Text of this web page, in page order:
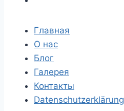
Главная
О нас
Блог
Галерея
Контакты
Datenschutzerklärung